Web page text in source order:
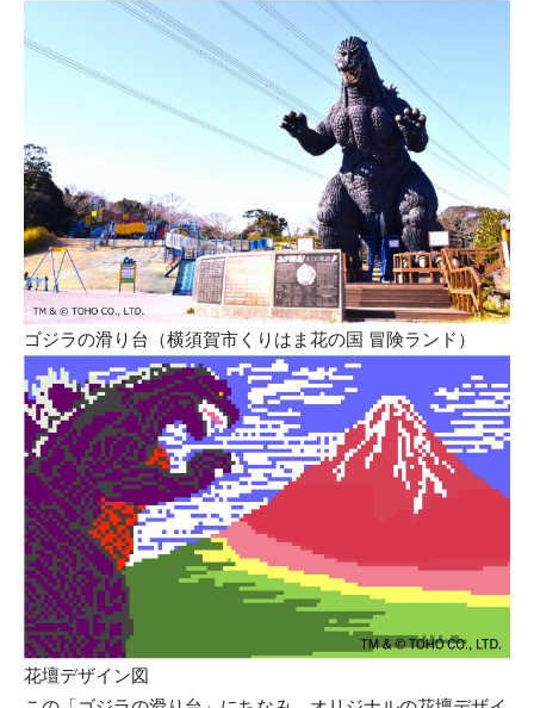
ゴジラの滑り台（横須賀市くりはま花の国 冒険ランド）
花壇デザイン図